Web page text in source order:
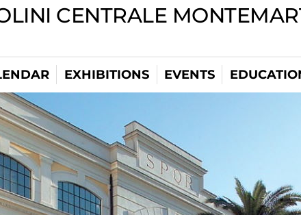
CENTRALE
EXHIBITIONS EVENTS